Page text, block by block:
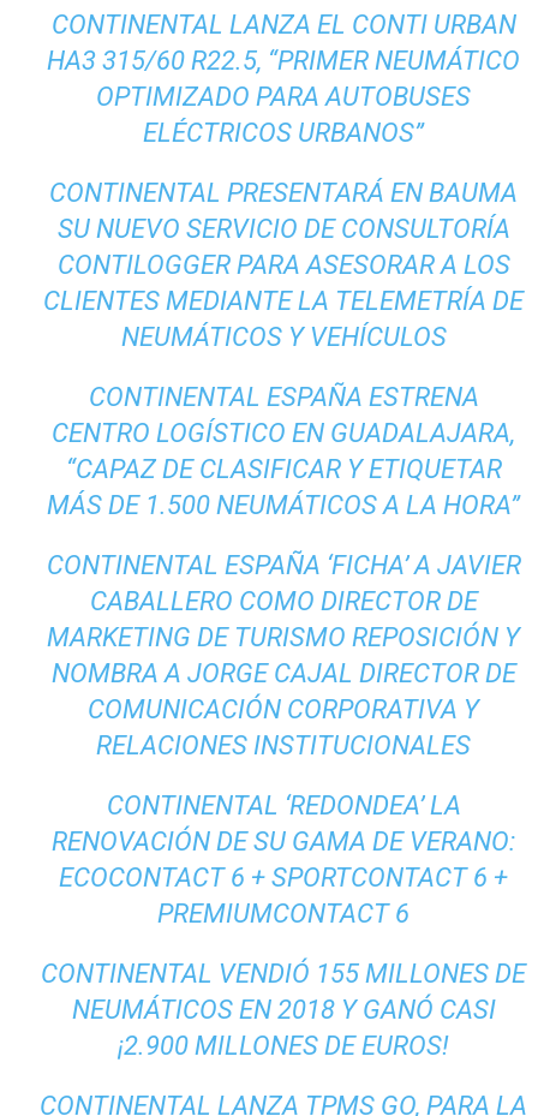
CONTINENTAL LANZA EL CONTI URBAN
HA3 315/60 R22.5, “PRIMER NEUMÁTICO
OPTIMIZADO PARA AUTOBUSES
ELÉCTRICOS URBANOS”
CONTINENTAL PRESENTARÁ EN BAUMA
SU NUEVO SERVICIO DE CONSULTORÍA
CONTILOGGER PARA ASESORAR A LOS
CLIENTES MEDIANTE LA TELEMETRÍA DE
NEUMÁTICOS Y VEHÍCULOS
CONTINENTAL ESPAÑA ESTRENA
CENTRO LOGÍSTICO EN GUADALAJARA,
“CAPAZ DE CLASIFICAR Y ETIQUETAR
MÁS DE 1.500 NEUMÁTICOS A LA HORA”
CONTINENTAL ESPAÑA ‘FICHA’ A JAVIER
CABALLERO COMO DIRECTOR DE
MARKETING DE TURISMO REPOSICIÓN Y
NOMBRA A JORGE CAJAL DIRECTOR DE
COMUNICACIÓN CORPORATIVA Y
RELACIONES INSTITUCIONALES
CONTINENTAL ‘REDONDEA’ LA
RENOVACIÓN DE SU GAMA DE VERANO:
ECOCONTACT 6 + SPORTCONTACT 6 +
PREMIUMCONTACT 6
CONTINENTAL VENDIÓ 155 MILLONES DE
NEUMÁTICOS EN 2018 Y GANÓ CASI
¡2.900 MILLONES DE EUROS!
CONTINENTAL LANZA TPMS GO, PARA LA